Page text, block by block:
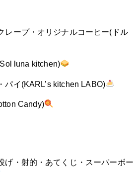
レープ・オリジナルコーヒー(ドル
luna kitchen)
パイ(KARL’s kitchen LABO)
Candy)
げ・射的・あてくじ・スーパーボー